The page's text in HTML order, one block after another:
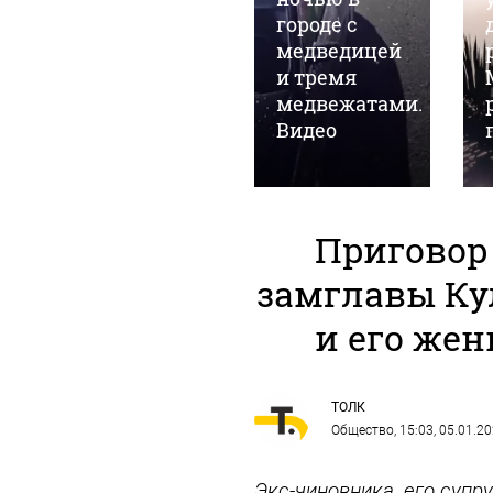
городе с
медведицей
и тремя
медвежатами.
Видео
Приговор
замглавы
и его
ТОЛК
Общество, 15:03,